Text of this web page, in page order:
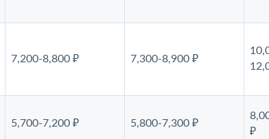
7,200-8,800 ₽ 7,300-8,900 ₽
5,700-7,200 ₽ 5,800-7,300 ₽
₽